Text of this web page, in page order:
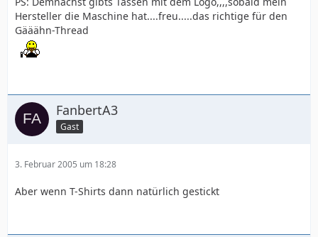
Hersteller die Maschine hat....freu.....das richtige für den
Gääähn-Thread
FanbertA3
Gast
3. Februar 2005 um 18:28
Aber wenn T-Shirts dann natürlich gestickt